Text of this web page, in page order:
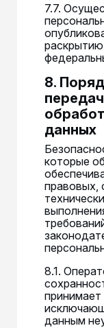
7.7.
8.
данных
которые
правовых,
8.1.
данным